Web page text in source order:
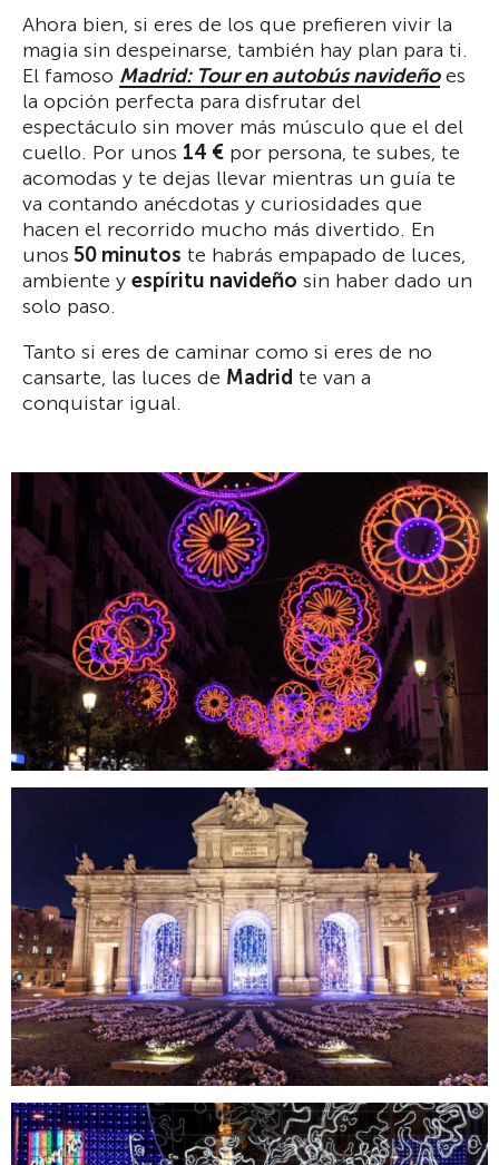
Ahora bien, si eres de los que prefieren vivir la
magia sin despeinarse, también hay plan para ti.
El famoso Madrid: Tour en autobús navideñoes
la opción perfecta para disfrutar del
espectáculo sin mover más músculo que el del
cuello. Por unos 14 € por persona, te subes, te
acomodas y te dejas llevar mientras un guía te
va contando anécdotas y curiosidades que
hacen el recorrido mucho más divertido. En
unos 50 minutos te habrás empapado de luces,
ambiente y espíritu navideño sin haber dado un
solo paso.
Tanto si eres de caminar como si eres de no
cansarte, las luces de Madrid te van a
conquistar igual.